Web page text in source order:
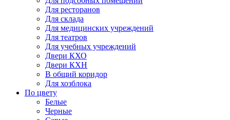
Для ресторанов
Для склада
Для медицинских учреждений
Для театров
Для учебных учреждений
Двери КХО
Двери КХН
В общий коридор
Для хозблока
По цвету
Белые
Черные